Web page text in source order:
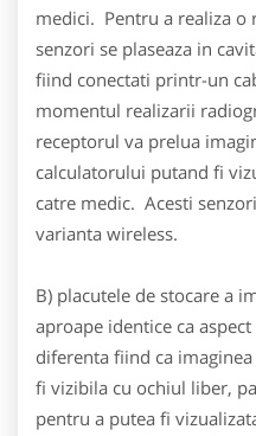
medici. Pentru a realiza o
senzori se plaseaza in
fiind conectati printr-un
momentul realizarii
receptorul va prelua
calculatorului putand fi
catre medic. Acesti
varianta wireless.
B) placutele de stocare a
aproape identice ca
diferenta fiind ca
fi vizibila cu ochiul liber,
pentru a putea fi